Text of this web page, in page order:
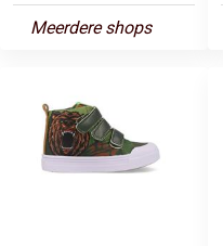
Meerdere shops